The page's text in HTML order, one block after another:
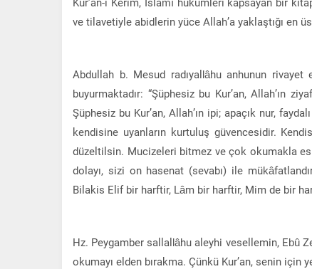
ve tilavetiyle abidlerin yüce Allah’a yaklaştığı en
Abdullah b. Mesud radıyallâhu anhunun
buyurmaktadır: “Şüphesiz bu Kur’an, Allah’ın
Şüphesiz bu Kur’an, Allah’ın ipi; apaçık nur,
kendisine uyanların kurtuluş güvencesidir.
düzeltilsin. Mucizeleri bitmez ve çok okumakla
dolayı, sizi on hasenat (sevabı) ile
Bilakis Elif bir harftir, Lâm bir harftir, Mim de bir
Hz. Peygamber sallallâhu aleyhi vesellemin, Ebû
okumayı elden bırakma. Çünkü Kur’an, senin için